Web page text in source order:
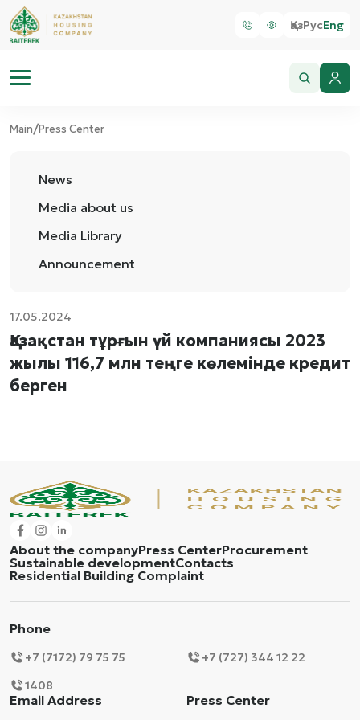
ҚазРусEng
Main/Press Center
News
Media about us
Media Library
Announcement
17.05.2024
Қазақстан тұрғын үй компаниясы 2023
жылы 116,7 млн теңге көлемінде кредит
берген
About the companyPress CenterProcurement
Sustainable developmentContacts
Residential Building Complaint
Phone
+7 (7172) 79 75 75
+7 (727) 344 12 22
1408
Email Address Press Center